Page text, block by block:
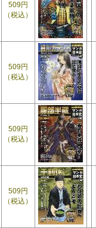
509円
（税込）
509円
（税込）
509円
（税込）
509円
（税込）